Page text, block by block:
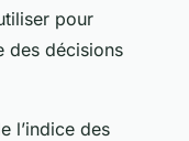
pour
des décisions
l’indice des